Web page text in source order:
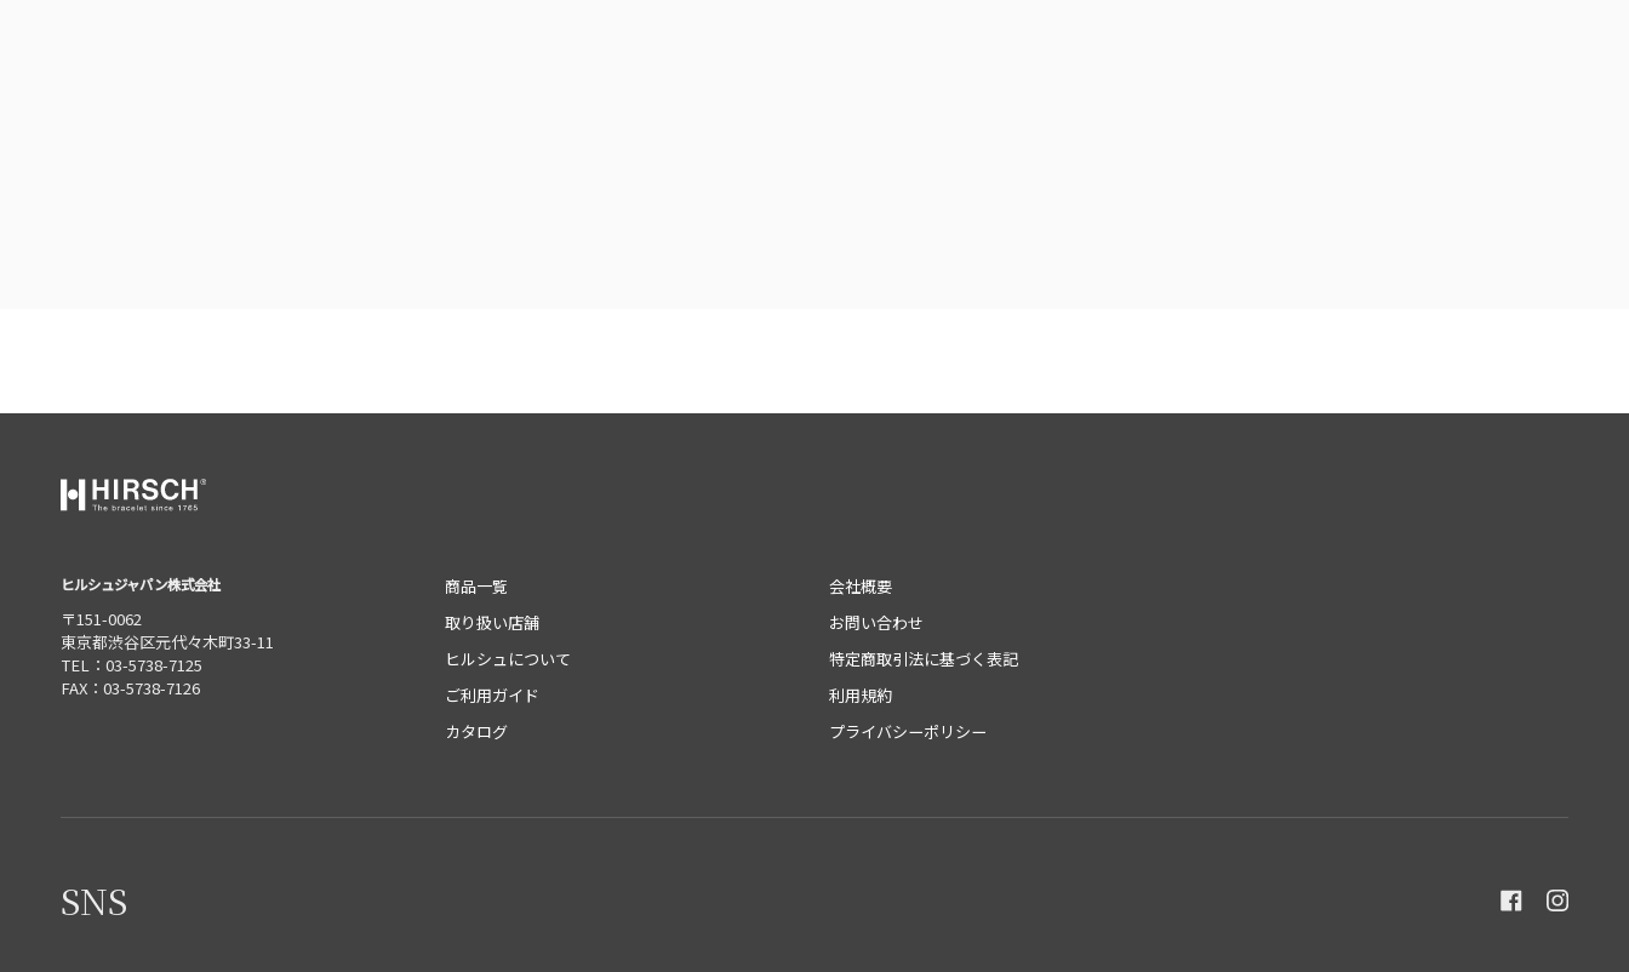
ヒルシュジャパン株式会社
〒151-0062
東京都渋谷区元代々木町33-11
TEL：03-5738-7125
FAX：03-5738-7126
商品一覧
取り扱い店舗
ヒルシュについて
ご利用ガイド
カタログ
会社概要
お問い合わせ
特定商取引法に基づく表記
利用規約
プライバシーポリシー
SNS